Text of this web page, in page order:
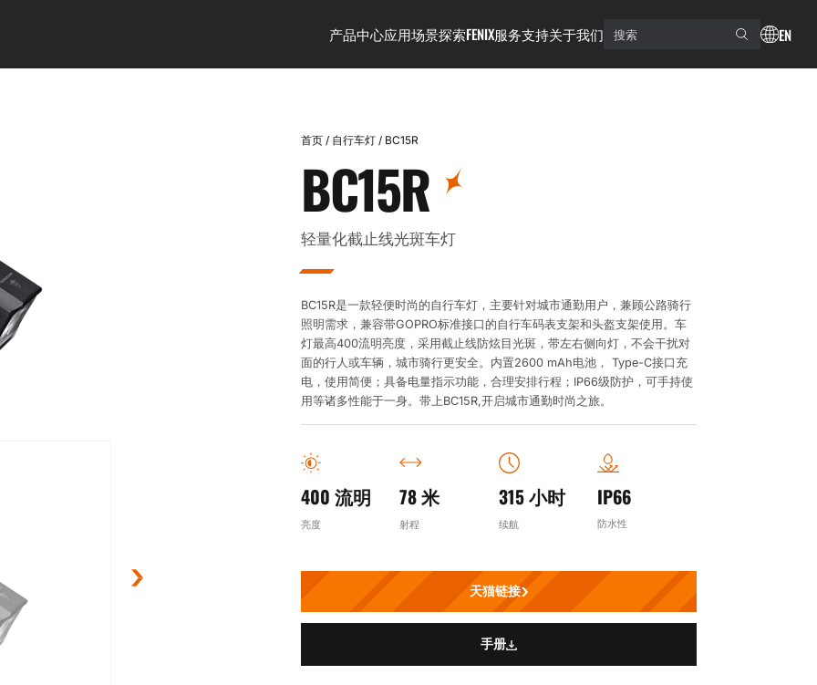
产品中心应用场景探索FENIX服务支持关于我们 EN
首页/ 自行车灯/ BC15R
BC15R
轻量化截止线光斑车灯
BC15R是一款轻便时尚的自行车灯，主要针对城市通勤用户，兼顾公路骑行
照明需求，兼容带GOPRO标准接口的自行车码表支架和头盔支架使用。车
灯最高400流明亮度，采用截止线防炫目光斑，带左右侧向灯，不会干扰对
面的行人或车辆，城市骑行更安全。内置2600 mAh电池， Type-C接口充
电，使用简便；具备电量指示功能，合理安排行程；IP66级防护，可手持使
用等诸多性能于一身。带上BC15R,开启城市通勤时尚之旅。
400 流明
亮度
78 米
射程
315 小时
续航
IP66
防水性
天猫链接
手册